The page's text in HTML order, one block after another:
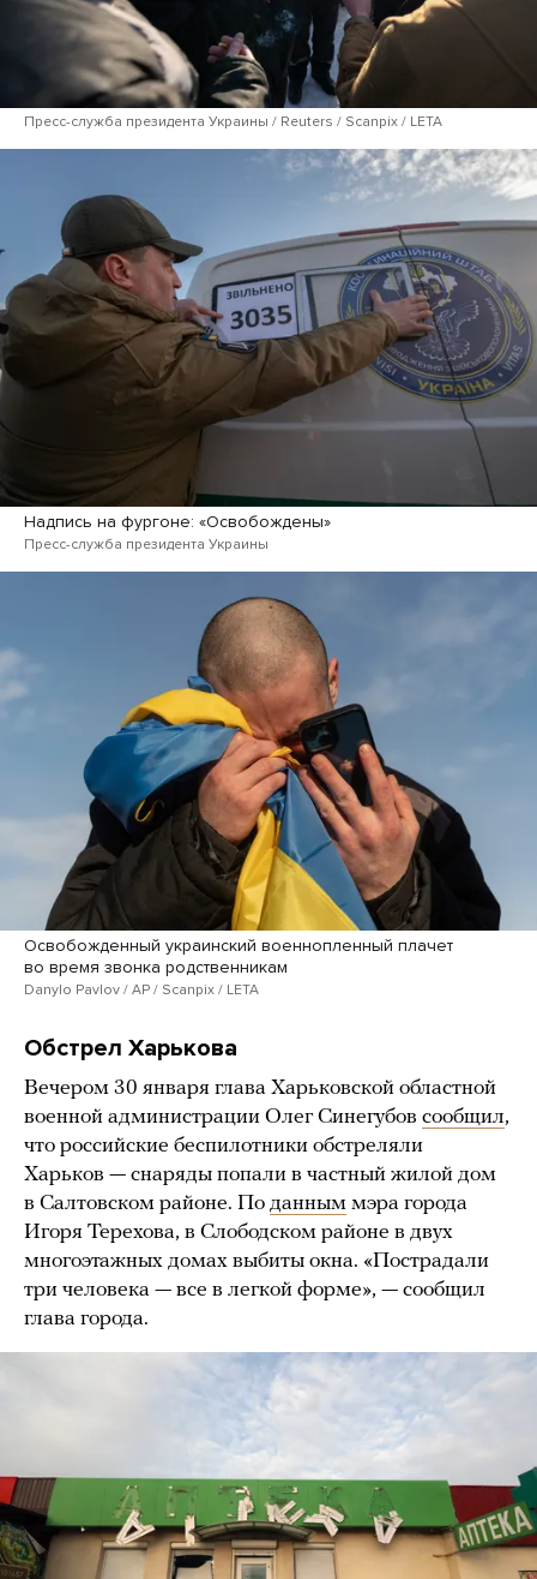
Пресс-служба президента Украины / Reuters / Scanpix / LETA
Надпись на фургоне: «Освобождены»
Пресс-служба президента Украины
Освобожденный украинский военнопленный плачет
во время звонка родственникам
Danylo Pavlov / AP / Scanpix / LETA
Обстрел Харькова
Вечером 30 января глава Харьковской областной
военной администрации Олег Синегубов сообщил,
что российские беспилотники обстреляли
Харьков — снаряды попали в частный жилой дом
в Салтовском районе. По данным мэра города
Игоря Терехова, в Слободском районе в двух
многоэтажных домах выбиты окна. «Пострадали
три человека — все в легкой форме», — сообщил
глава города.